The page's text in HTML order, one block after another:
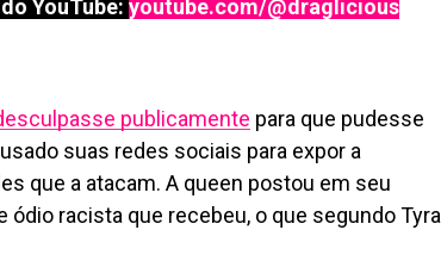
YouTube: youtube.com/@draglicious
publicamente para que pudesse
suas redes sociais para expor a
que a atacam. A queen postou em seu
racista que recebeu, o que segundo Tyra